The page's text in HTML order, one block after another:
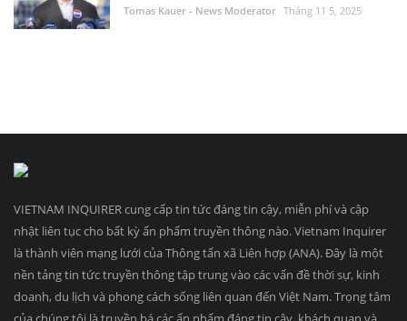
Tomas Kauer - News Moderator Tháng 11 5, 2025
VIETNAM INQUIRER cung cấp tin tức đáng tin cậy, miễn phí và cập
nhật liên tục cho bất kỳ ấn phẩm truyền thông nào. Vietnam Inquirer
là thành viên mạng lưới của Thông tấn xã Liên hợp (ANA). Đây là một
nền tảng tin tức truyền thông tập trung vào các vấn đề thời sự, kinh
doanh, du lịch và phong cách sống liên quan đến Việt Nam. Trọng tâm